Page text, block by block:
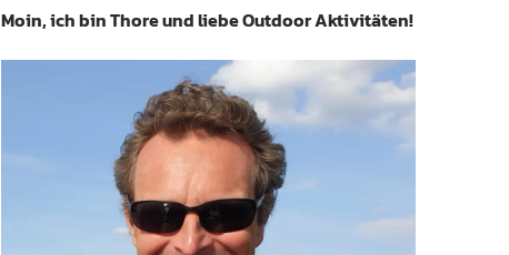
Moin, ich bin Thore und liebe Outdoor Aktivitäten!